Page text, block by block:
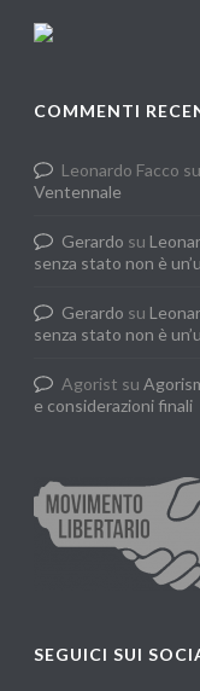
COMMENTI
Leonardo Facco su
Ventennale
Gerardo su
senza stato non è
Gerardo su
senza stato non è
Agorist su
e considerazioni finali
SEGUICI SUI